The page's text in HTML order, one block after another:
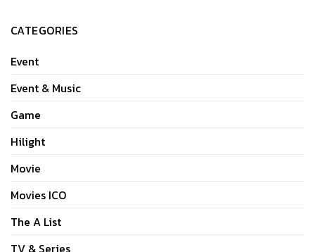
CATEGORIES
Event
Event & Music
Game
Hilight
Movie
Movies ICO
The A List